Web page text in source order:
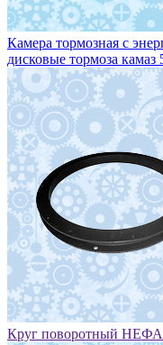
Камера тормозная с
дисковые тормоза камаз
Круг поворотный